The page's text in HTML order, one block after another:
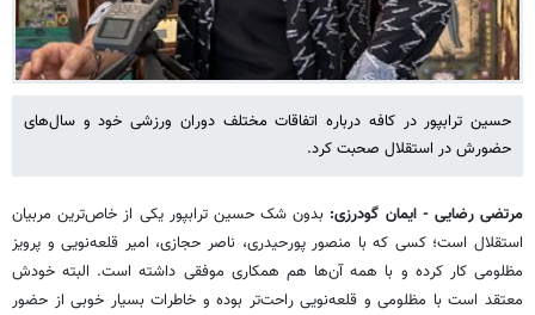
حسین ترابپور در کافه درباره اتفاقات مختلف دوران ورزشی خود و سال‌های
حضورش در استقلال صحبت کرد.
مرتضی رضایی - ایمان گودرزی: بدون شک حسین ترابپور یکی از خاص‌ترین مربیان
استقلال است؛ کسی که با منصور پورحیدری، ناصر حجازی، امیر قلعه‌نویی و پرویز
مظلومی کار کرده و با همه آن‌ها هم همکاری موفقی داشته است. البته خودش
معتقد است با مظلومی و قلعه‌نویی راحت‌تر بوده و خاطرات بسیار خوبی از حضور